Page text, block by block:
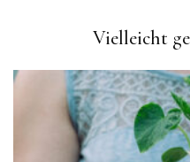
Vielleicht